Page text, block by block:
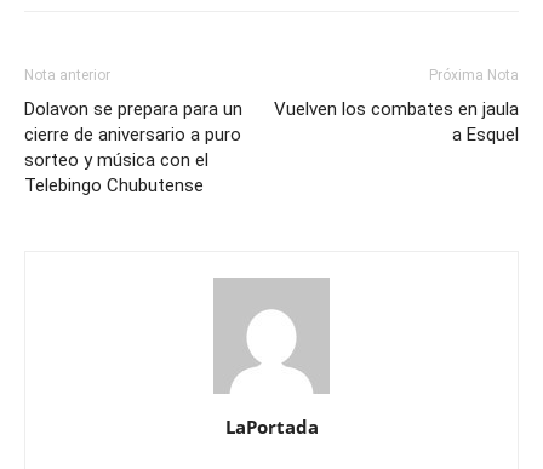
Nota anterior
Dolavon se prepara para un
cierre de aniversario a puro
sorteo y música con el
Telebingo Chubutense
Próxima Nota
Vuelven los combates en jaula
a Esquel
LaPortada